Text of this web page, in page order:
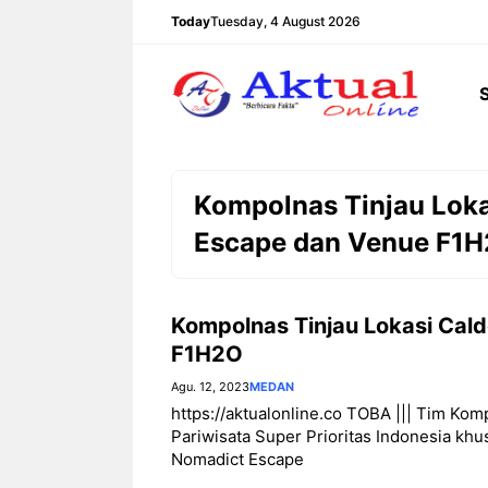
TodayTuesday, 4 August 2026
Kompolnas Tinjau
Escape dan Venue
Kompolnas Tinjau Lokasi
F1H2O
Agu. 12, 2023MEDAN
https://aktualonline.co TOBA ||| Tim
Pariwisata Super Prioritas Indonesia
Nomadict Escape